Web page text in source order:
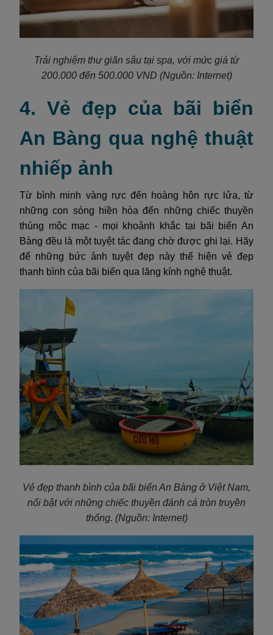
Trải nghiệm thư giãn sâu tại spa, với mức giá từ
200.000 đến 500.000 VND (Nguồn: Internet)
4. Vẻ đẹp của bãi biển
An Bàng qua nghệ thuật
nhiếp ảnh
Từ bình minh vàng rực đến hoàng hôn rực lửa, từ
những con sóng hiền hòa đến những chiếc thuyền
thúng mộc mạc - mọi khoảnh khắc tại bãi biển An
Bàng đều là một tuyệt tác đang chờ được ghi lại. Hãy
để những bức ảnh tuyệt đẹp này thể hiện vẻ đẹp
thanh bình của bãi biển qua lăng kính nghệ thuật.
Vẻ đẹp thanh bình của bãi biển An Bàng ở Việt Nam,
nổi bật với những chiếc thuyền đánh cá tròn truyền
thống. (Nguồn: Internet)